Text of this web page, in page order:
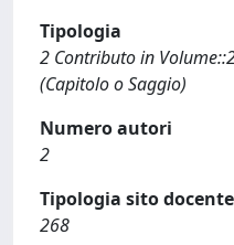
Tipologia
2 Contributo in
(Capitolo o Saggio)
Numero autori
2
Tipologia sito docente
268